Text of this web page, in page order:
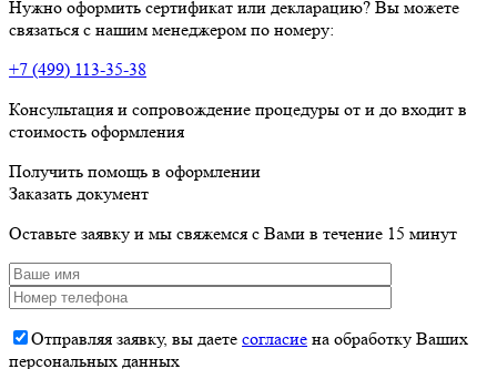
Нужно оформить сертификат или декларацию? Вы можете
связаться с нашим менеджером по номеру:
+7 (499) 113-35-38
Консультация и сопровождение процедуры от и до входит в
стоимость оформления
Получить помощь в оформлении
Заказать документ
Оставьте заявку и мы свяжемся с Вами в течение 15 минут
Отправляя заявку, вы даете согласие на обработку Ваших
персональных данных